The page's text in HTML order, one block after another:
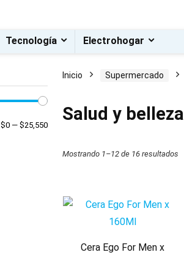
Tecnología Electrohogar
Precio
Precio
$0 — $25,550
Inicio Supermercado
Salud y belleza
Mostrando 1–12 de 16 resultados
Cera Ego For Men x